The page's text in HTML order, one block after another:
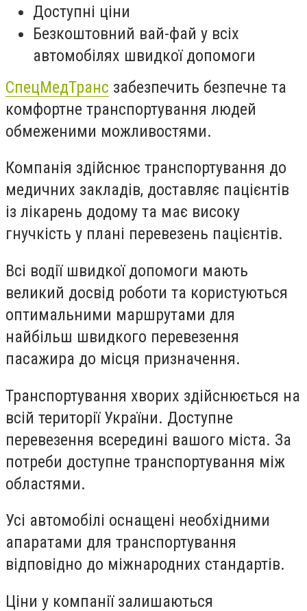
Доступні ціни
Безкоштовний вай-фай у всіх
автомобілях швидкої допомоги
СпецМедТранс забезпечить безпечне та
комфортне транспортування людей
обмеженими можливостями.
Компанія здійснює транспортування до
медичних закладів, доставляє пацієнтів
із лікарень додому та має високу
гнучкість у плані перевезень пацієнтів.
Всі водії швидкої допомоги мають
великий досвід роботи та користуються
оптимальними маршрутами для
найбільш швидкого перевезення
пасажира до місця призначення.
Транспортування хворих здійснюється на
всій території України. Доступне
перевезення всередині вашого міста. За
потреби доступне транспортування між
областями.
Усі автомобілі оснащені необхідними
апаратами для транспортування
відповідно до міжнародних стандартів.
Ціни у компанії залишаються